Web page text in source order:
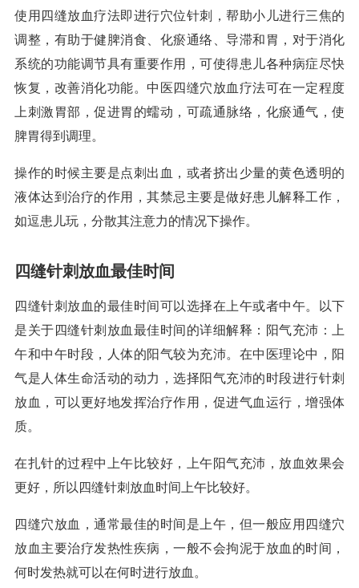
使用四缝放血疗法即进行穴位针刺，帮助小儿进行三焦的
调整，有助于健脾消食、化瘀通络、导滞和胃，对于消化
系统的功能调节具有重要作用，可使得患儿各种病症尽快
恢复，改善消化功能。中医四缝穴放血疗法可在一定程度
上刺激胃部，促进胃的蠕动，可疏通脉络，化瘀通气，使
脾胃得到调理。
操作的时候主要是点刺出血，或者挤出少量的黄色透明的
液体达到治疗的作用，其禁忌主要是做好患儿解释工作，
如逗患儿玩，分散其注意力的情况下操作。
四缝针刺放血最佳时间
四缝针刺放血的最佳时间可以选择在上午或者中午。以下
是关于四缝针刺放血最佳时间的详细解释：阳气充沛：上
午和中午时段，人体的阳气较为充沛。在中医理论中，阳
气是人体生命活动的动力，选择阳气充沛的时段进行针刺
放血，可以更好地发挥治疗作用，促进气血运行，增强体
质。
在扎针的过程中上午比较好，上午阳气充沛，放血效果会
更好，所以四缝针刺放血时间上午比较好。
四缝穴放血，通常最佳的时间是上午，但一般应用四缝穴
放血主要治疗发热性疾病，一般不会拘泥于放血的时间，
何时发热就可以在何时进行放血。